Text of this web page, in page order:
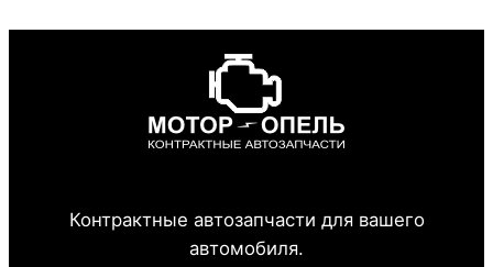
Контрактные автозапчасти для вашего
автомобиля.